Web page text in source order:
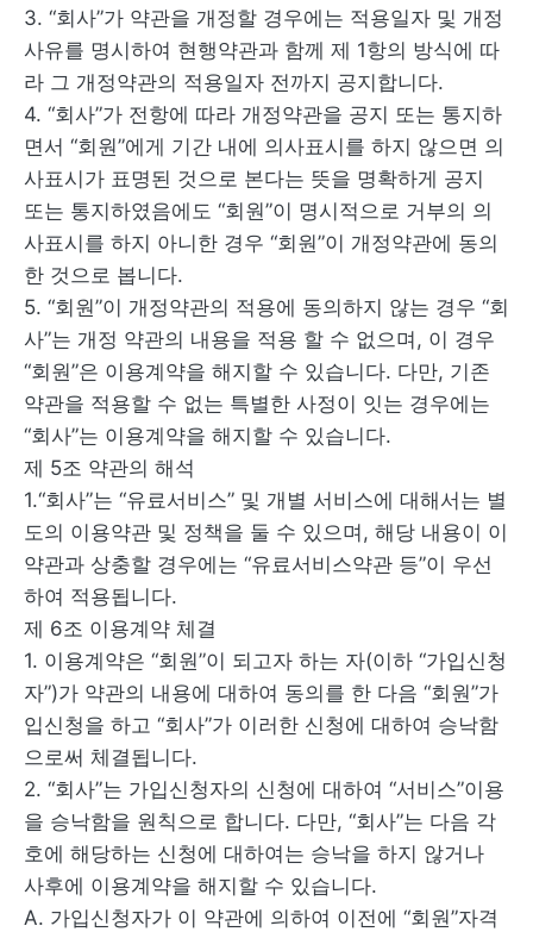
3. “회사”가 약관을 개정할 경우에는 적용일자 및 개정
사유를 명시하여 현행약관과 함께 제 1항의 방식에 따
라 그 개정약관의 적용일자 전까지 공지합니다.
4. “회사”가 전항에 따라 개정약관을 공지 또는 통지하
면서 “회원”에게 기간 내에 의사표시를 하지 않으면 의
사표시가 표명된 것으로 본다는 뜻을 명확하게 공지
또는 통지하였음에도 “회원”이 명시적으로 거부의 의
사표시를 하지 아니한 경우 “회원”이 개정약관에 동의
한 것으로 봅니다.
5. “회원”이 개정약관의 적용에 동의하지 않는 경우 “회
사”는 개정 약관의 내용을 적용 할 수 없으며, 이 경우
“회원”은 이용계약을 해지할 수 있습니다. 다만, 기존
약관을 적용할 수 없는 특별한 사정이 잇는 경우에는
“회사”는 이용계약을 해지할 수 있습니다.
제 5조 약관의 해석
1.“회사”는 “유료서비스” 및 개별 서비스에 대해서는 별
도의 이용약관 및 정책을 둘 수 있으며, 해당 내용이 이
약관과 상충할 경우에는 “유료서비스약관 등”이 우선
하여 적용됩니다.
제 6조 이용계약 체결
1. 이용계약은 “회원”이 되고자 하는 자(이하 “가입신청
자”)가 약관의 내용에 대하여 동의를 한 다음 “회원”가
입신청을 하고 “회사”가 이러한 신청에 대하여 승낙함
으로써 체결됩니다.
2. “회사”는 가입신청자의 신청에 대하여 “서비스”이용
을 승낙함을 원칙으로 합니다. 다만, “회사”는 다음 각
호에 해당하는 신청에 대하여는 승낙을 하지 않거나
사후에 이용계약을 해지할 수 있습니다.
A. 가입신청자가 이 약관에 의하여 이전에 “회원”자격